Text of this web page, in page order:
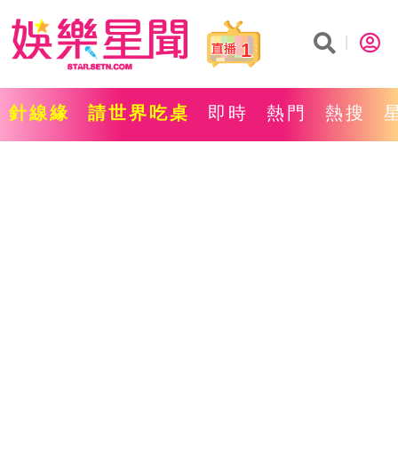
1
針線緣 請世界吃桌 即時 熱門 熱搜